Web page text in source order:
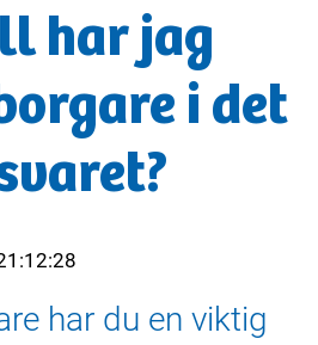
har jag
i det
har du en viktig